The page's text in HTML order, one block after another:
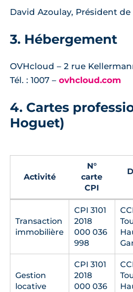
David Azoulay, Président de
3. Hébergement
OVHcloud – 2 rue
Tél. : 1007 – ovhcloud.com
4. Cartes
Hoguet)
Activité
N°
carte
CPI
Transaction
immobilière
CPI 3101
2018
000 036
998
Gestion
locative
CPI 3101
2018
000 036